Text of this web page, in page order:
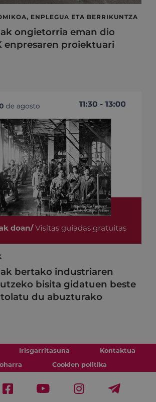
ENPLEGUA ETA BERRIKUNTZA
ongietorria eman dio
enpresaren proiektuari
bertako industriaren
bisita gidatuen beste
du abuzturako
Irisgarritasuna
Kontaktua
Cookien politika